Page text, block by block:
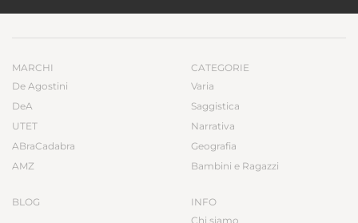
MARCHI
De Agostini
DeA
UTET
ABraCadabra
AMZ
BLOG
CATEGORIE
Varia
Saggistica
Narrativa
Geografia
Bambini e Ragazzi
INFO
Chi siamo